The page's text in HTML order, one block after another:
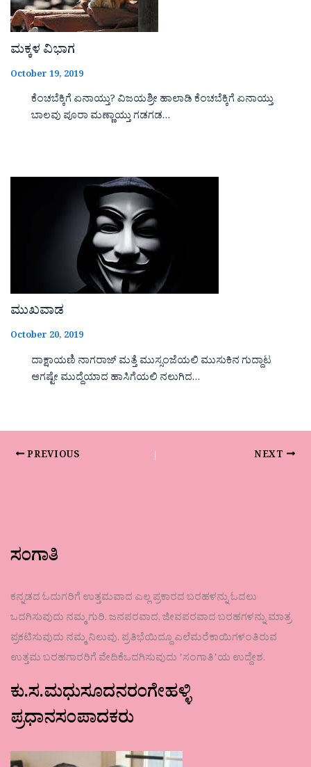
ಮಕ್ಕಳ ವಿಭಾಗ
October 19, 2019
ಕೆಂಚಬೆಕ್ಕಿಗೆ ಏನಾಯ್ತು? ವಿಜಯಶ್ರೀ ಹಾಲಾಡಿ ಕೆಂಚಬೆಕ್ಕಿಗೆ ಏನಾಯ್ತು
ಬಾಲವು ಪೂರಾ ಮಣ್ಣಾಯ್ತು ಗಡಗಡ…
ಮುಖವಾಡ
October 20, 2019
ದಾಕ್ಷಾಯಣಿ ನಾಗರಾಜ್ ಮತ್ತೆ ಮುಸ್ಸಂಜೆಯಲಿ ಮುಸುಕಿನ ಗುದ್ದಾಟ
ಆಗಷ್ಟೇ ಮುದ್ದೆಯಾದ ಹಾಸಿಗೆಯಲಿ ನಲುಗಿದ…
PREVIOUS NEXT
ಸಂಗಾತಿ
ಕನ್ನಡದ ಓದುಗರಿಗೆ ಉತ್ತಮವಾದ ಎಲ್ಲ ಪ್ರಕಾರದ ಬರಹಳನ್ನು ಓದಲು
ಒದಗಿಸುವುದು ನಮ್ಮ ಗುರಿ. ಜನಪರವಾದ, ಜೀವಪರವಾದ ಬರಹಗಳನ್ನು ಮಾತ್ರ
ಪ್ರಕಟಿಸುವುದು ನಮ್ಮ ನಿಲುವು. ಪ್ರತಿಭೆಯಿದ್ದೂ ಎಲೆಮರೆಕಾಯಿಗಳಂತಿರುವ
ಉತ್ತಮ ಬರಹಗಾರರಿಗೆ ವೇದಿಕೆಒದಗಿಸುವುದು ʼಸಂಗಾತಿʼಯ ಉದ್ದೇಶ.
ಕು.ಸ.ಮಧುಸೂದನರಂಗೇಹಳ್ಳಿ
ಪ್ರಧಾನಸಂಪಾದಕರು